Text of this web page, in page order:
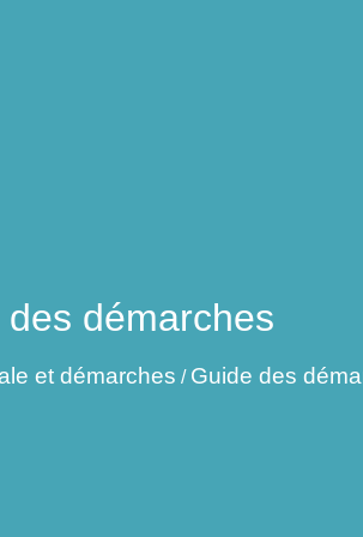
des démarches
et démarches / Guide des